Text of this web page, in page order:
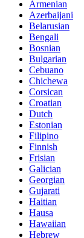
Armenian
Azerbaijani
Belarusian
Bengali
Bosnian
Bulgarian
Cebuano
Chichewa
Corsican
Croatian
Dutch
Estonian
Filipino
Finnish
Frisian
Galician
Georgian
Gujarati
Haitian
Hausa
Hawaiian
Hebrew